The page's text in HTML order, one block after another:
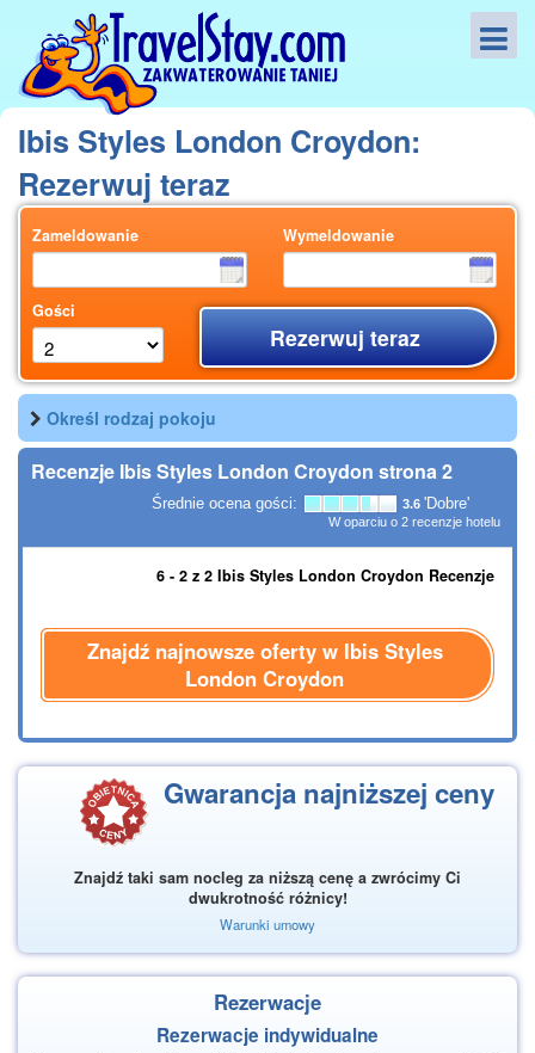
Ibis Styles London Croydon:
Rezerwuj teraz
Zameldowanie Wymeldowanie
Gości
Rezerwuj teraz
Określ rodzaj pokoju
Recenzje Ibis Styles London Croydon strona 2
Średnie ocena gości: 3.6 'Dobre'
W oparciu o 2 recenzje hotelu
6 - 2 z 2 Ibis Styles London Croydon Recenzje
Znajdź najnowsze oferty w Ibis Styles
London Croydon
Gwarancja najniższej ceny
Znajdź taki sam nocleg za niższą cenę a zwrócimy Ci
dwukrotność różnicy!
Warunki umowy
Rezerwacje
Rezerwacje indywidualne